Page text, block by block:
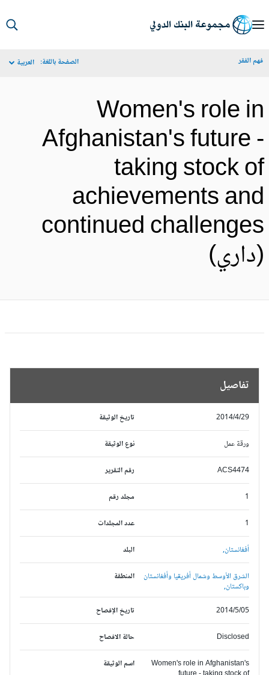
الفقر الصفحة باللغة: العربية
Women's role
Afghanistan's future
taking stock
achievements
continued
تفاصيل
تاريخ الوثيقة 2014/4/29
نوع الوثيقة ورقة عمل
رقم التقرير ACS4474
مجلد رقم
عدد المجلدات
البلد أفغانستان,
المنطقة
الشرق الأوسط وشمال أفريقيا وأفغانستان
وباكستان,
تاريخ الإفصاح
2014/5/05
حالة الافصاح Disclosed
اسم الوثيقة
Women's role in Afghanistan's